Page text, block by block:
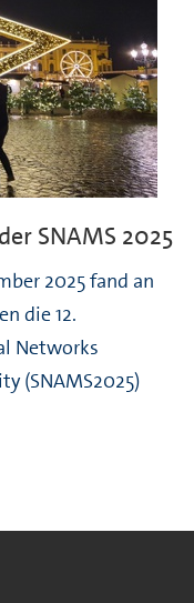
SNAMS 2025
2025 fand an
die 12.
Networks
(SNAMS2025)